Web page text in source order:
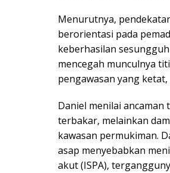
Menurutnya,
berorientasi pada
keberhasilan
mencegah munculnya
pengawasan yang
Daniel menilai
terbakar, melainkan
kawasan permukiman.
asap menyebabkan
akut (ISPA),